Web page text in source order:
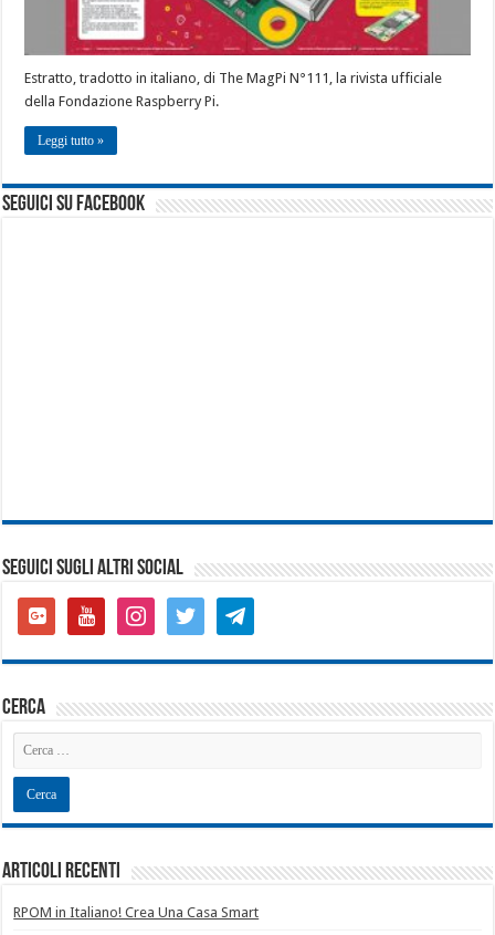
Estratto, tradotto in italiano, di The MagPi N°111, la rivista ufficiale
della Fondazione Raspberry Pi.
Leggi tutto »
seguici su facebook
SEGUICI SUGLI ALTRI SOCIAL
google-
plus-
youtubeinstagramtwitter telegram
cerca
Articoli recenti
RPOM in Italiano! Crea Una Casa Smart